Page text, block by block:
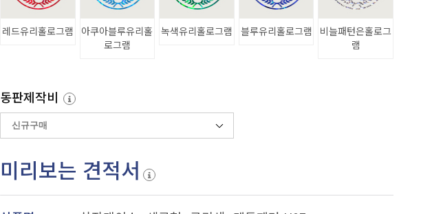
레드유리홀로그램
아쿠아블루유리홀
로그램
녹색유리홀로그램 블루유리홀로그램
비늘패턴은홀로그
램
동판제작비
미리보는 견적서